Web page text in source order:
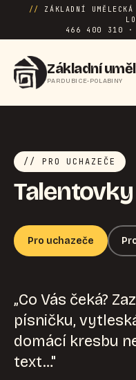
//
ZÁKLADNÍ
466 400 310 ·
Základní
PARDUBICE-POLABINY
// PRO UCHAZEČE
Pro uchazeče
„Co Vás čeká?
písničku,
domácí kresbu
text…"